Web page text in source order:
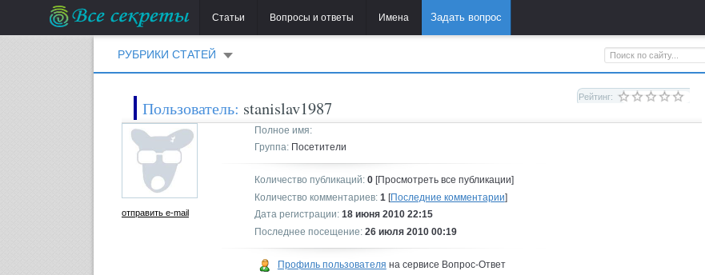
Задать вопрос
Статьи Вопросы и ответы Имена
РУБРИКИ СТАТЕЙ
Пользователь: stanislav1987 Рейтинг:
отправить e-mail
Полное имя:
Группа:Посетители
Количество публикаций: 0[Просмотреть все публикации]
Количество комментариев: 1 [Последние комментарии]
Дата регистрации: 18 июня 2010 22:15
Последнее посещение: 26 июля 2010 00:19
Профиль пользователя на сервисе Вопрос-Ответ